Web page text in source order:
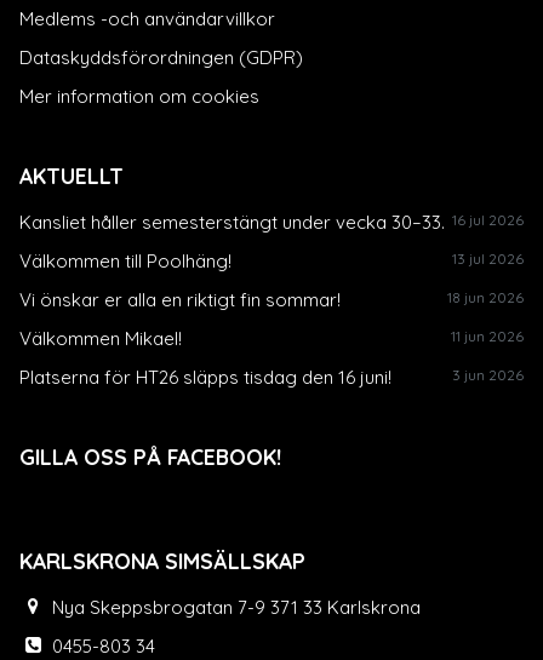
Medlems -och användarvillkor
Dataskyddsförordningen (GDPR)
Mer information om cookies
AKTUELLT
Kansliet håller semesterstängt under vecka 30–33. 16 jul 2026
Välkommen till Poolhäng! 13 jul 2026
Vi önskar er alla en riktigt fin sommar! 18 jun 2026
Välkommen Mikael! 11 jun 2026
Platserna för HT26 släpps tisdag den 16 juni! 3 jun 2026
GILLA OSS PÅ FACEBOOK!
KARLSKRONA SIMSÄLLSKAP
Nya Skeppsbrogatan 7-9 371 33 Karlskrona
0455-803 34